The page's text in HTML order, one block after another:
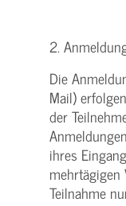
2.
Die
Mail)
der
ihres
Teilnahme